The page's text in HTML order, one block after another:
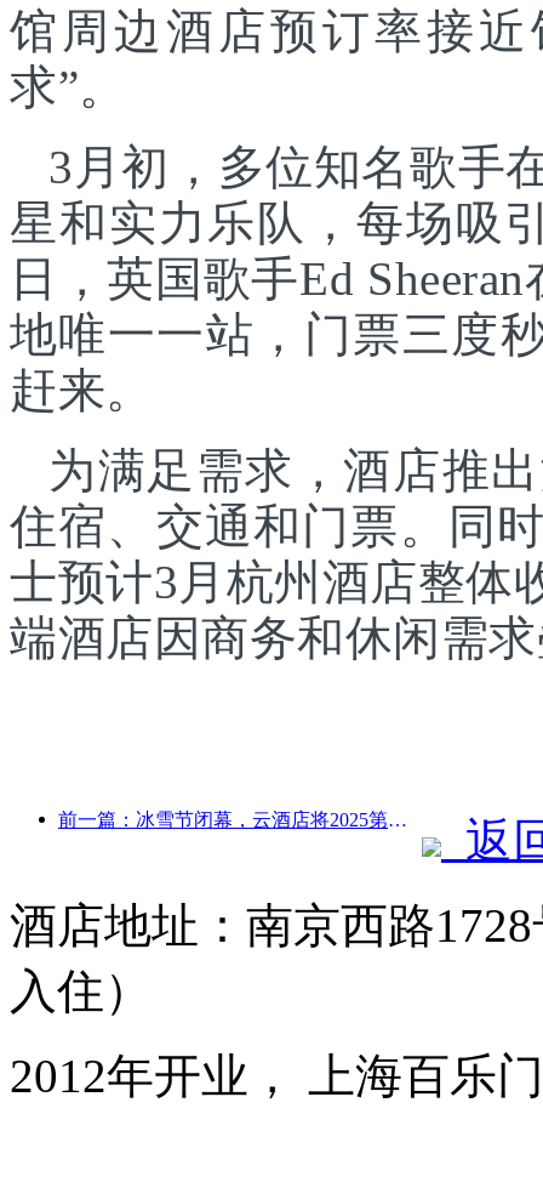
馆周边酒店预订率接
求”。
3月初，多位知名歌手
星和实力乐队，每场吸
日，英国歌手Ed
地唯一一站，门票三度
赶来。
为满足需求，酒店推
住宿、交通和门票。同
士预计3月杭州酒店整体
端酒店因商务和休闲需
前一篇：冰雪节闭幕，云酒店将2025第一波“富贵”收入囊中
返
酒店地址：南京西路
入住）
2012年开业， 上海百